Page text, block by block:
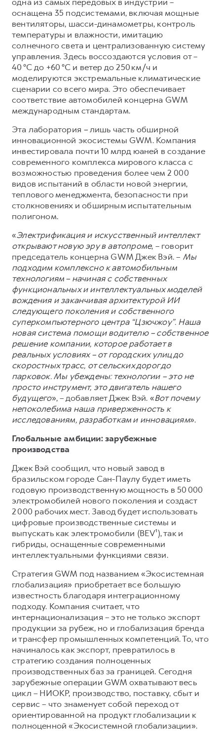
оснащена 35 подсистемами, включая мощные
вентиляторы, шасси-динамометры, контроль
температуры и влажности, имитацию
солнечного света и централизованную систему
управления. Здесь воссоздаются условия от –
40 °C до +60 °C и ветер до 250 км/ч и
моделируются экстремальные климатические
сценарии со всего мира. Это обеспечивает
соответствие автомобилей концерна GWM
международным стандартам.
Эта лаборатория –лишь часть обширной
инновационной экосистемы GWM. Компания
инвестировала почти 10 млрд юаней в создание
современного комплекса мирового класса с
возможностью проведения более чем 2 000
видов испытаний в области новой энергии,
теплового менеджмента, безопасности при
столкновениях и обширным испытательным
полигоном.
«Электрификация и искусственный интеллект
открывают новую эру в автопроме, – говорит
председатель концерна GWM Джек Вэй. – Мы
подходим комплексно к автомобильным
технологиям – начиная с собственных
функциональных и интеллектуальных моделей
вождения и заканчивая архитектурой ИИ
следующего поколения и собственного
суперкомпьютерного центра “Цзючжоу”. Наша
новая система помощи водителю – собственное
решение компании, которое работает в
реальных условиях – от городских улиц до
скоростных трасс, от сельских дорог до
парковок. Мы убеждены: технологии – это не
просто инструмент, это двигатель нашего
будущего», – добавляет Джек Вэй. «Вот почему
непоколебима наша приверженность к
исследованиям, разработкам и инновациям».
Глобальные амбиции: зарубежные
производства
Джек Вэй сообщил, что новый завод в
бразильском городе Сан-Паулу будет иметь
годовую производственную мощность в 50 000
электромобилей нового поколения и создаст
2 000 рабочих мест. Завод будет использовать
цифровые производственные системы и
выпускать как электромобили (BEV¹), так и
гибриды, оснащенные современными
интеллектуальными функциями связи.
Стратегия GWM под названием «Экосистемная
глобализация» приобретает все большую
известность благодаря интеграционному
подходу. Компания считает, что
интернационализация – это не только экспорт
продукции за рубеж, но и глобализация бренда
и трансфер промышленных компетенций. То, что
начиналось как экспорт, превратилось в
стратегию создания полноценных
производственных баз за границей. Сегодня
зарубежные операции GWM охватывают весь
цикл – НИОКР, производство, поставку, сбыт и
сервис – что знаменует собой переход от
ориентированной на продукт глобализации к
полноценной «Экосистемной глобализации».